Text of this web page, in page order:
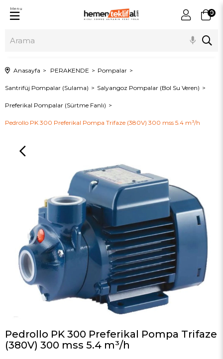
0
Menu
Anasayfa PERAKENDE Pompalar
Santrifüj Pompalar (Sulama) Salyangoz Pompalar (Bol Su Veren)
Preferikal Pompalar (Sürtme Fanlı)
Pedrollo PK 300 Preferikal Pompa Trifaze (380V) 300 mss 5.4 m³/h
Pedrollo PK 300 Preferikal Pompa Trifaze
(380V) 300 mss 5.4 m³/h